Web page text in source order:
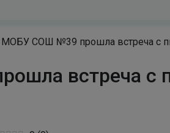
СОШ №39 прошла встреча с
встреча с